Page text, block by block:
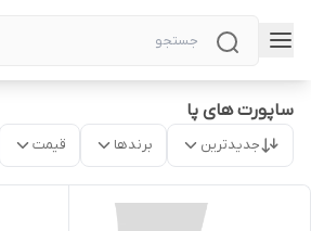
ساپورت های پا
جدیدترین برندها قیمت